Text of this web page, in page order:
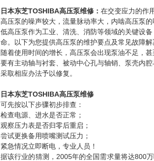
日本东芝TOSHIBA高压泵维修： 在交变应力的作
高压泵的噪声较大，流量脉动率大，内啮高压泵
低高压泵作为工业、清洗、消防等领域的关键设
命。以下为您提供高压泵的维护要点及常见故障解
随着使用时间的增长，高压泵会出现泵油不足，
要有主动轴与衬套、被动中心孔与轴销、泵壳内
采取相应办法予以修复。
日本东芝TOSHIBA高压泵维修
可先按以下步骤初步排查：
检查电源、进水是否正常；
观察压力表是否归零后重启；
尝试更换备用喷嘴测试压力；
紧急情况立即断电，专业人员！
据该行业的猜测，2005年的全国需求量将达800